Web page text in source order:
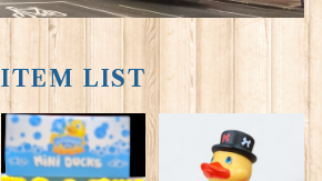
ITEM LIST